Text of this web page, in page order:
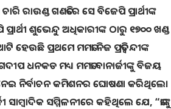
ରାଉଣ୍ଡ ଗଣତିରେ ସେ ବିଜେପି ପ୍ରାର୍ଥୀଙ୍କ
ଶୁଭେନ୍ଦୁ ଅଧିକାରୀଙ୍କ ଠାରୁ ୧୭୦୦ ଖଣ୍ଡ
ପ୍ରଥମେ ମମତା ନିଜ ପ୍ରତିଦ୍ୱନ୍ଦୀଙ୍କ
ଧନକଡ ମଧ୍ୟ ମମତା ବାନାର୍ଜୀଙ୍କୁ ବିଜୟ
ନିର୍ବାଚନ କମିଶନର ଘୋଷଣା କରିଥିଲେ।
ସମ୍ମିଳନୀରେ କହିଥିଲେ ଯେ, “ତାଙ୍କୁ